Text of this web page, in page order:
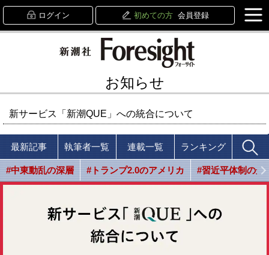
ログイン 初めての方 会員登録
お知らせ
新サービス「新潮QUE」への統合について
最新記事 執筆者一覧 連載一覧 ランキング
#中東動乱の深層 #トランプ2.0のアメリカ #習近平体制の光